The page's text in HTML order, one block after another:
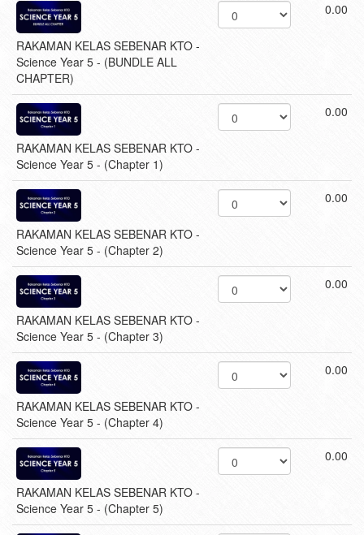
RAKAMAN KELAS SEBENAR KTO -
Science Year 5 - (BUNDLE ALL
CHAPTER)
0.00
RAKAMAN KELAS SEBENAR KTO -
Science Year 5 - (Chapter 1)
0.00
RAKAMAN KELAS SEBENAR KTO -
Science Year 5 - (Chapter 2)
0.00
RAKAMAN KELAS SEBENAR KTO -
Science Year 5 - (Chapter 3)
0.00
RAKAMAN KELAS SEBENAR KTO -
Science Year 5 - (Chapter 4)
0.00
RAKAMAN KELAS SEBENAR KTO -
Science Year 5 - (Chapter 5)
0.00